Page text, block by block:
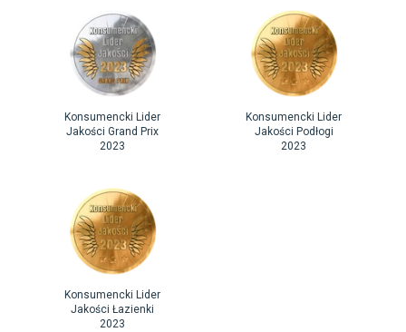
Konsumencki Lider
Jakości Grand Prix
2023
Konsumencki Lider
Jakości Podłogi
2023
Konsumencki Lider
Jakości Łazienki
2023